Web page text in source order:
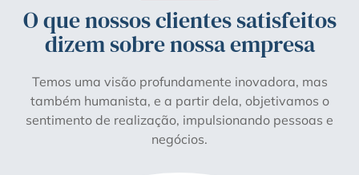
O que nossos clientes satisfeitos
dizem sobre nossa empresa
Temos uma visão profundamente inovadora, mas
também humanista, e a partir dela, objetivamos o
sentimento de realização, impulsionando pessoas e
negócios.